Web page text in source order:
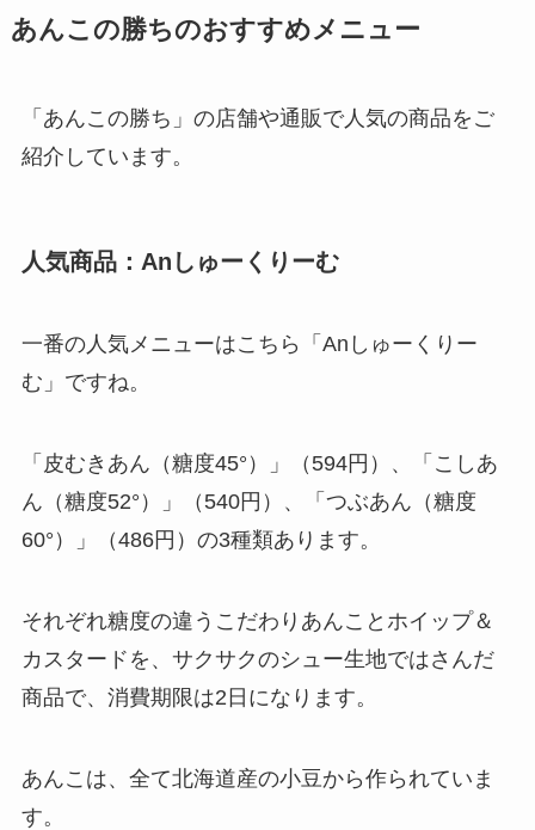
あんこの勝ちのおすすめメニュー
「あんこの勝ち」の店舗や通販で人気の商品をご
紹介しています。
人気商品：Anしゅーくりーむ
一番の人気メニューはこちら「Anしゅーくりー
む」ですね。
「皮むきあん（糖度45°）」（594円）、「こしあ
ん（糖度52°）」（540円）、「つぶあん（糖度
60°）」（486円）の3種類あります。
それぞれ糖度の違うこだわりあんことホイップ＆
カスタードを、サクサクのシュー生地ではさんだ
商品で、消費期限は2日になります。
あんこは、全て北海道産の小豆から作られていま
す。